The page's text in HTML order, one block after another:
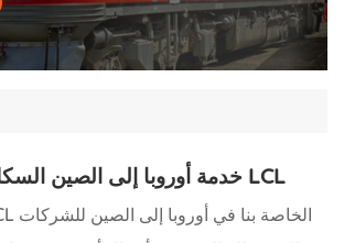
خدمة أوروبا إلى الصين السكك الحديدية LCL